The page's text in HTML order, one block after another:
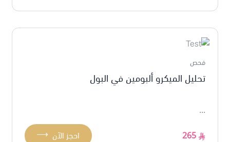
فحص
تحليل الميكرو ألبومين في البول
...
265
⟶ احجز الآن